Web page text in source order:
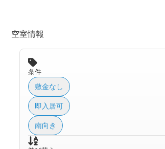
空室情報
条件
敷金なし
即入居可
南向き